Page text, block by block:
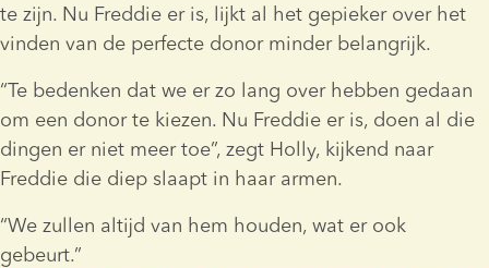
te zijn. Nu Freddie er is, lijkt al het gepieker over het
vinden van de perfecte donor minder belangrijk.
“Te bedenken dat we er zo lang over hebben gedaan
om een donor te kiezen. Nu Freddie er is, doen al die
dingen er niet meer toe”, zegt Holly, kijkend naar
Freddie die diep slaapt in haar armen.
“We zullen altijd van hem houden, wat er ook
gebeurt.”